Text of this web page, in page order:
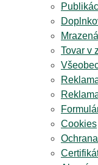
Tovar v
Cookies